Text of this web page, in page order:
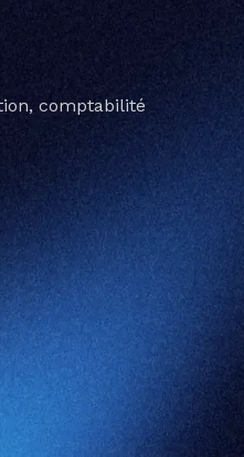
comptabilité